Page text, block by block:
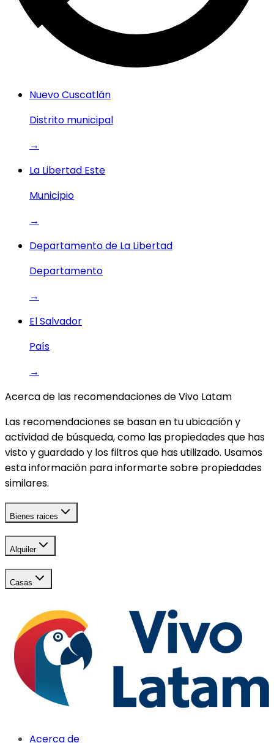
Nuevo Cuscatlán
Distrito municipal
→
La Libertad Este
Municipio
→
Departamento de La Libertad
Departamento
→
El Salvador
País
→
Acerca de las recomendaciones de Vivo Latam
Las recomendaciones se basan en tu ubicación y
actividad de búsqueda, como las propiedades que has
visto y guardado y los filtros que has utilizado. Usamos
esta información para informarte sobre propiedades
similares.
Bienes raices
Alquiler
Casas
Acerca de